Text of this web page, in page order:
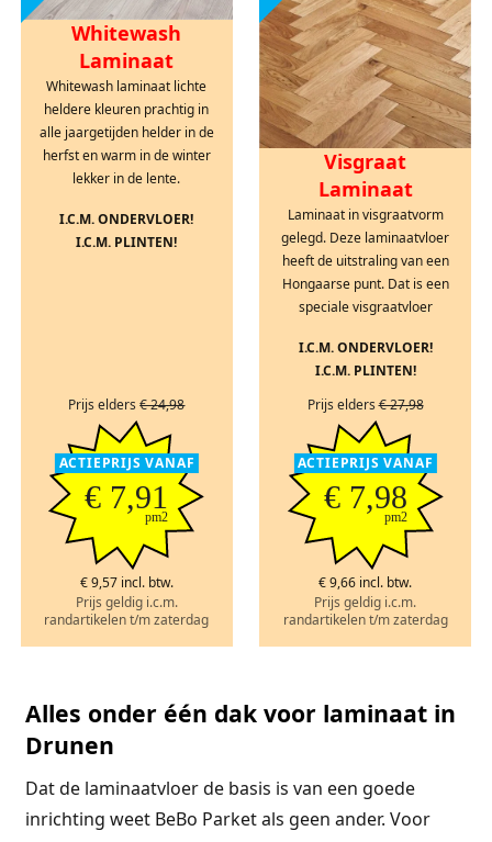
Whitewash
Laminaat
Whitewash laminaat lichte
heldere kleuren prachtig in
alle jaargetijden helder in de
herfst en warm in de winter
lekker in de lente.
I.C.M. ONDERVLOER!
I.C.M. PLINTEN!
Prijs elders€ 24,98
ACTIEPRIJS VANAF
€ 7,91
pm2
€ 9,57 incl. btw.
Prijs geldig i.c.m.
randartikelen t/m zaterdag
Visgraat
Laminaat
Laminaat in visgraatvorm
gelegd. Deze laminaatvloer
heeft de uitstraling van een
Hongaarse punt. Dat is een
speciale visgraatvloer
I.C.M. ONDERVLOER!
I.C.M. PLINTEN!
Prijs elders€ 27,98
ACTIEPRIJS VANAF
€ 7,98
pm2
€ 9,66 incl. btw.
Prijs geldig i.c.m.
randartikelen t/m zaterdag
Alles onder één dak voor laminaat in
Drunen
Dat de laminaatvloer de basis is van een goede
inrichting weet BeBo Parket als geen ander. Voor